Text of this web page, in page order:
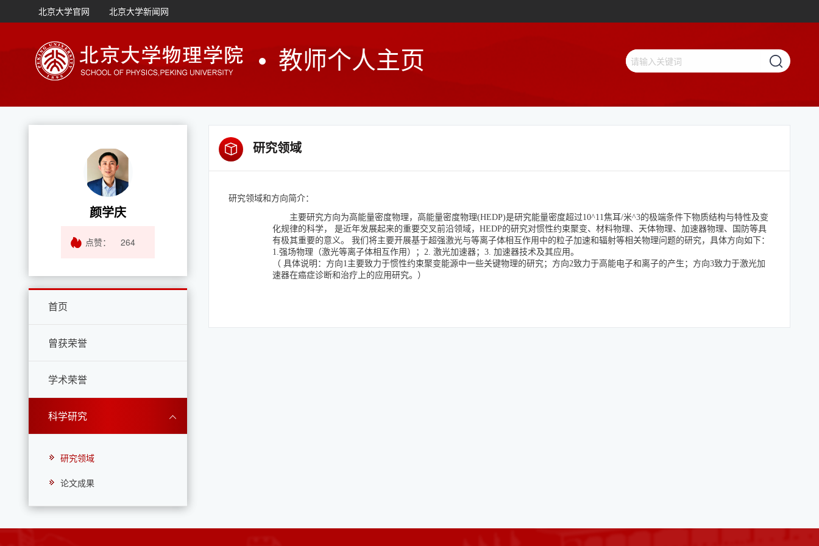
北京大学官网 北京大学新闻网
教师个人主页
颜学庆
点赞： 264
首页
曾获荣誉
学术荣誉
科学研究
研究领域
论文成果
研究领域
研究领域和方向简介：
主要研究方向为高能量密度物理，高能量密度物理(HEDP)是研究能量密度超过10^11焦耳/米^3的极端条件下物质结构与特性及变
化规律的科学， 是近年发展起来的重要交叉前沿领域，HEDP的研究对惯性约束聚变、材料物理、天体物理、加速器物理、国防等具
有极其重要的意义。 我们将主要开展基于超强激光与等离子体相互作用中的粒子加速和辐射等相关物理问题的研究，具体方向如下：
1.强场物理（激光等离子体相互作用）；2. 激光加速器；3. 加速器技术及其应用。
（ 具体说明：方向1主要致力于惯性约束聚变能源中一些关键物理的研究；方向2致力于高能电子和离子的产生；方向3致力于激光加
速器在癌症诊断和治疗上的应用研究。）